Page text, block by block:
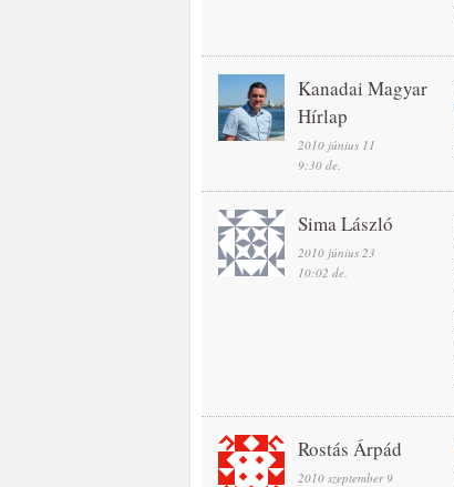
Kanadai Magyar
Hírlap
2010 június 11
9:30 de.
Sima László
2010 június 23
10:02 de.
Rostás Árpád
2010 szeptember 9